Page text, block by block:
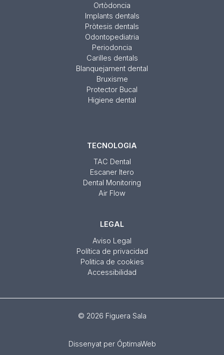
Ortòdoncia
Implants dentals
Pròtesis dentals
Odontopediatria
Periodoncia
Carilles dentals
Blanquejament dental
Bruxisme
Protector Bucal
Higiene dental
TECNOLOGIA
TAC Dental
Escaner Itero
Dental Monitoring
Air Flow
LEGAL
Aviso Legal
Política de privacidad
Politica de cookies
Accessibilidad
© 2026 Figuera Sala
Dissenyat per ÓptimaWeb